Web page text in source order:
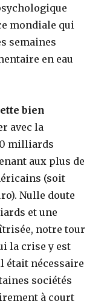
mondiale qui
semaines
en eau
bien
avec la
milliards
aux plus de
(soit
Nulle doute
et une
notre tour
la crise y est
était nécessaire
sociétés
à court